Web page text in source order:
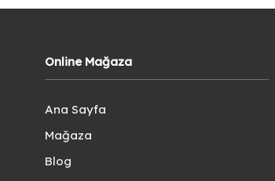
Online Mağaza
Ana Sayfa
Mağaza
Blog